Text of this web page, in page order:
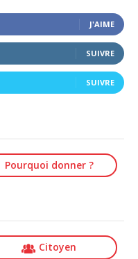
J'AIME
SUIVRE
SUIVRE
Pourquoi donner ?
Citoyen